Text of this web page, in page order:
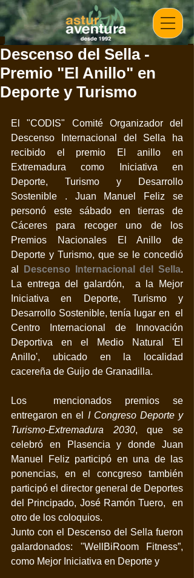
Descenso del Sella -
Premio "El Anillo" en
Deporte y Turismo
El "CODIS" Comité Organizador del
Descenso Internacional del Sella ha
recibido el premio El anillo en
Extremadura como Iniciativa en
Deporte, Turismo y Desarrollo
Sostenible . Juan Manuel Feliz se
personó este sábado en tierras de
Cáceres para recoger uno de los
Premios Nacionales El Anillo de
Deporte y Turismo, que se le concedió
al
Descenso Internacional del Sella.
La entrega del galardón,  a la Mejor
Iniciativa en Deporte, Turismo y
Desarrollo Sostenible, tenía lugar en  el
Centro Internacional de Innovación
Deportiva en el Medio Natural 'El
Anillo', ubicado en la localidad
cacereña de Guijo de Granadilla.
Los  mencionados premios se
entregaron en el
I Congreso Deporte y
Turismo-Extremadura 2030, que se
celebró en Plasencia y donde Juan
Manuel Feliz participó en una de las
ponencias, en el concgreso también
participó el director general de Deportes
del Principado, José Ramón Tuero,  en
otro de los coloquios.
Junto con el Descenso del Sella fueron
galardonados: "WellBiRoom Fitness”,
como Mejor Iniciativa en Deporte y